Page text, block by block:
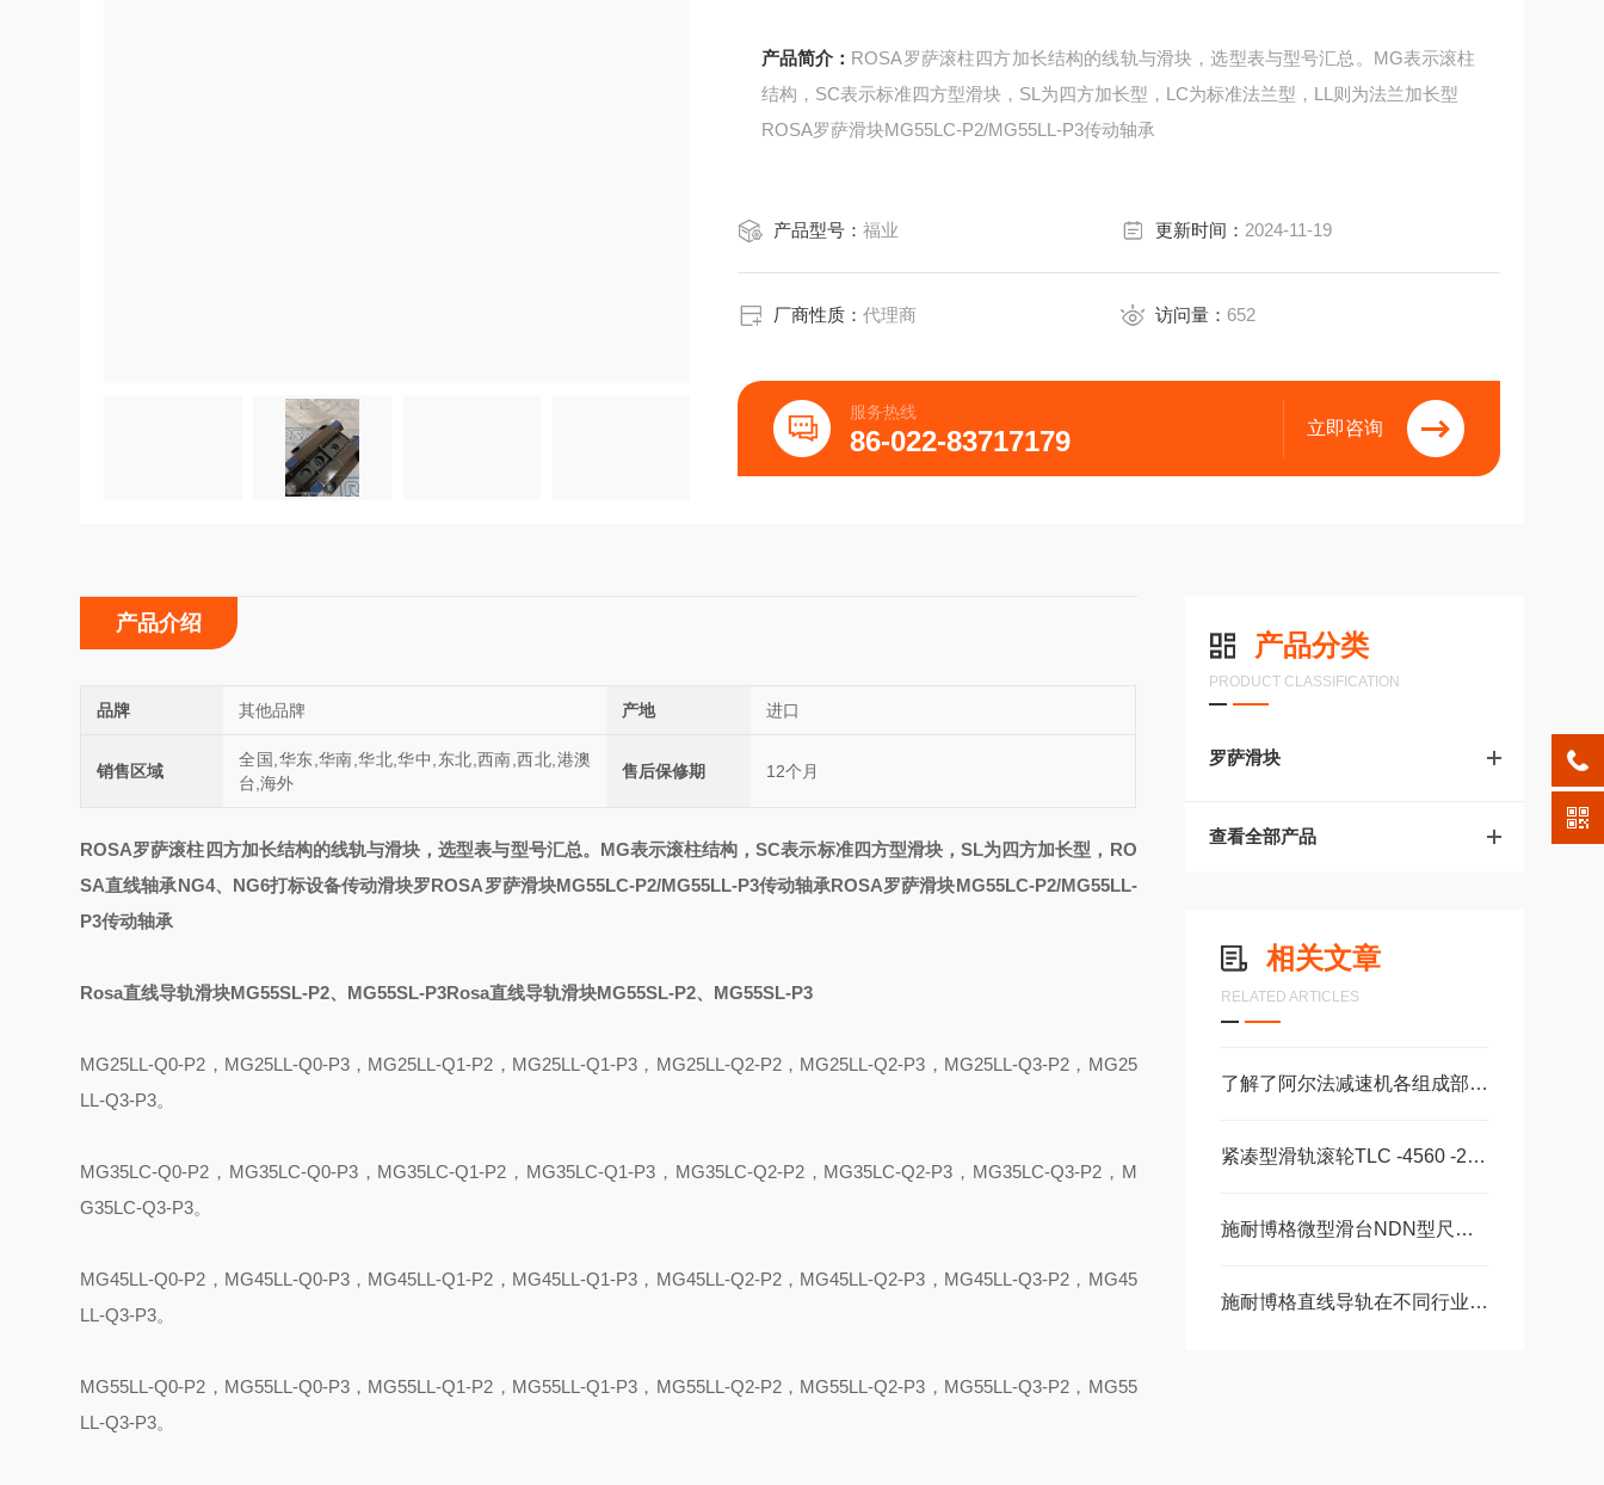
产品简介： ROSA罗萨滚柱四方加长结构的线轨与滑块，选型表与型号汇总。MG表示滚柱
结构，SC表示标准四方型滑块，SL为四方加长型，LC为标准法兰型，LL则为法兰加长型
ROSA罗萨滑块MG55LC-P2/MG55LL-P3传动轴承
产品型号：福业 更新时间： 2024-11-19
厂商性质：代理商 访问量： 652
服务热线
86-022-83717179 立即咨询
产品分类
PRODUCT CLASSIFICATION
罗萨滑块
查看全部产品
相关文章
RELATED ARTICLES
了解了阿尔法减速机各组成部件功能特点才能更好的使用它
紧凑型滑轨滚轮TLC -4560 -2 -CD -W -28 -125 -2Z -B -NIC
施耐博格微型滑台NDN型尺寸05，1，2，60精密轴承选型
施耐博格直线导轨在不同行业中的具体应用分享
产品介绍
品牌 其他品牌 产地 进口
销售区域
全国,华东,华南,华北,华中,东北,西南,西北,港澳
台,海外
售后保修期 12个月
ROSA罗萨滚柱四方加长结构的线轨与滑块，选型表与型号汇总。 MG表示滚柱结构，SC表示标准四方型滑块，SL为四方加长型， RO
SA直线轴承NG4、NG6打标设备传动滑块罗ROSA罗萨滑块MG55LC-P2/MG55LL-P3传动轴承ROSA罗萨滑块MG55LC-P2/MG55LL-
P3传动轴承
Rosa直线导轨滑块MG55SL-P2、MG55SL-P3Rosa直线导轨滑块MG55SL-P2、MG55SL-P3
MG25LL-Q0-P2 ， MG25LL-Q0-P3， MG25LL-Q1-P2 ， MG25LL-Q1-P3 ， MG25LL-Q2-P2， MG25LL-Q2-P3 ， MG25LL-Q3-P2， MG25
LL-Q3-P3。
MG35LC-Q0-P2 ， MG35L C-Q0-P3， MG35LC-Q1-P2 ， MG35LC-Q1-P3 ， MG35L C-Q2-P2， MG35LC-Q2-P3 ， MG35L C-Q3-P2， M
G35LC-Q3-P3。
MG45LL-Q0-P2 ， MG45LL-Q0-P3， MG45LL-Q1-P2 ， MG45LL-Q1-P3 ， MG45LL-Q2-P2， MG45LL-Q2-P3 ， MG45LL-Q3-P2， MG45
LL-Q3-P3。
MG55LL-Q0-P2 ， MG55LL-Q0-P3， MG55LL-Q1-P2 ， MG55LL-Q1-P3 ， MG55LL-Q2-P2， MG55LL-Q2-P3 ， MG55LL-Q3-P2， MG55
LL-Q3-P3。